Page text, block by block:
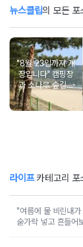
뉴스클립의 모든 포
"8월 23일까지 개
장입니다" 캠핑장
과 소나무 숲길이
붙어있는 조용한
남해 해수욕장
라이프카테고리 포
"여름에 물 비린내
숟가락 넣고 흔들어